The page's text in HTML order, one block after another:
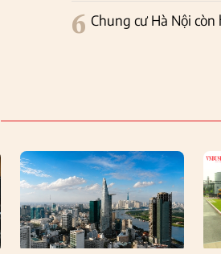
6 Chung cư Hà Nội